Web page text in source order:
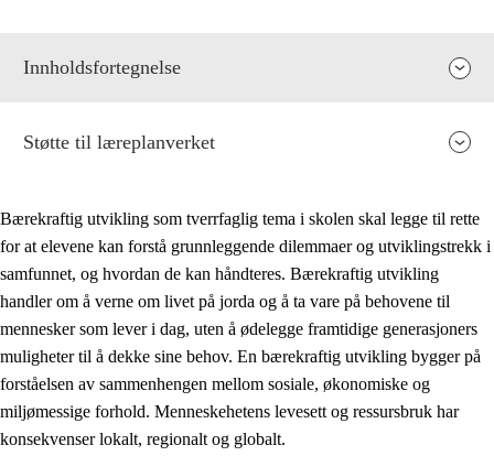
Innholdsfortegnelse
2. Prinsipper for læring, utvikling og danning
Støtte til læreplanverket
Bærekraftig utvikling som tverrfaglig tema i skolen skal legge til rette
for at elevene kan forstå grunnleggende dilemmaer og utviklingstrekk i
samfunnet, og hvordan de kan håndteres. Bærekraftig utvikling
handler om å verne om livet på jorda og å ta vare på behovene til
mennesker som lever i dag, uten å ødelegge framtidige generasjoners
muligheter til å dekke sine behov. En bærekraftig utvikling bygger på
forståelsen av sammenhengen mellom sosiale, økonomiske og
miljømessige forhold. Menneskehetens levesett og ressursbruk har
konsekvenser lokalt, regionalt og globalt.